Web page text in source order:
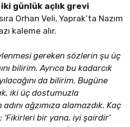
günlük açlık grevi
Orhan Veli, Yaprak’ta Nazım
kaleme alır.
gereken sözlerin şu üç
bilirim. Ayrıca bu kadarcık
da bilirim. Bugüne
iki üç dostumuzla
ağzımıza alamazdık. Kaç
bir yana, iyi şairdir’